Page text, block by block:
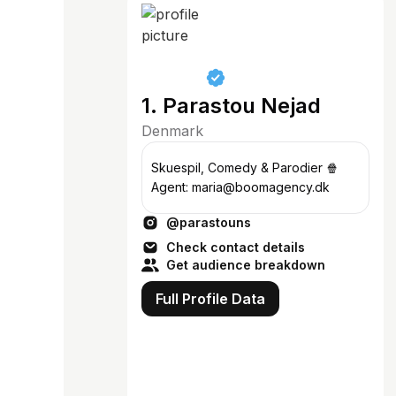
1. Parastou Nejad
Denmark
Skuespil, Comedy & Parodier 🍿
Agent: maria@boomagency.dk
@parastouns
Check contact details
Get audience breakdown
Full Profile Data